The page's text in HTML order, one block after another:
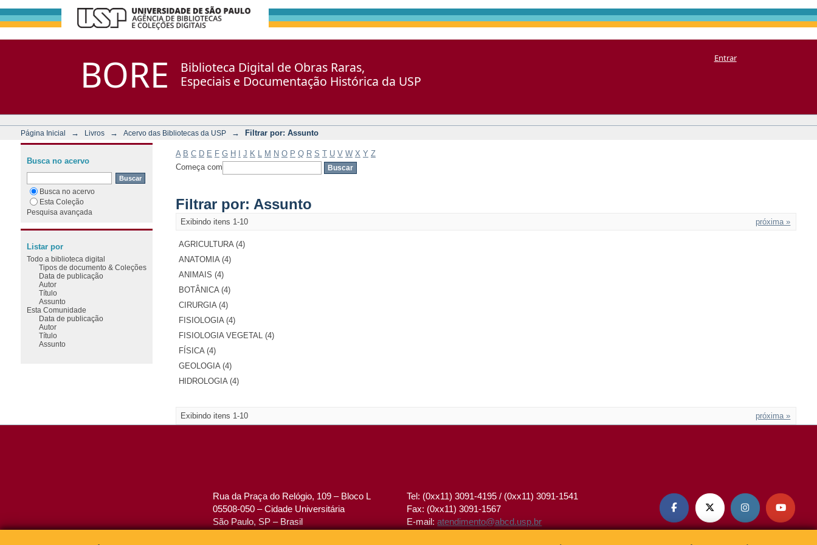
BORE
Biblioteca Digital de Obras Raras,
Especiais e Documentação Histórica da USP
Entrar
Página Inicial → Livros → Acervo das Bibliotecas da USP → Filtrar por: Assunto
A B C D E F G H J K M N O P Q R S T U V W X Y Z
Começa com
Filtrar por: Assunto
Exibindo itens 1-10 próxima »
AGRICULTURA (4)
ANATOMIA (4)
ANIMAIS (4)
BOTÂNICA (4)
CIRURGIA (4)
FISIOLOGIA (4)
FISIOLOGIA VEGETAL (4)
FÍSICA (4)
GEOLOGIA (4)
HIDROLOGIA (4)
Exibindo itens 1-10 próxima »
Busca no acervo
Busca no acervo
Esta Coleção
Pesquisa avançada
Listar por
Todo a biblioteca digital
Tipos de documento & Coleções
Data de publicação
Autor
Título
Assunto
Esta Comunidade
Data de publicação
Autor
Título
Assunto
Rua da Praça do Relógio, 109 – Bloco L
05508-050 – Cidade Universitária
São Paulo, SP – Brasil
Tel: (0xx11) 3091-4195 / (0xx11) 3091-1541
Fax: (0xx11) 3091-1567
E-mail:atendimento@abcd.usp.br
   